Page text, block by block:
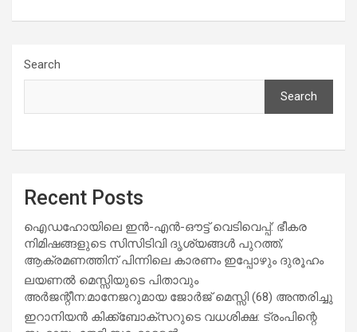
Search
Search
Recent Posts
ഐഡഹോയിലെ ഇൻ-എൻ-ഔട്ട് വെടിവെപ്പ്: ഭീകര
നിമിഷങ്ങളുടെ സിസിടിവി ദൃശ്യങ്ങൾ പുറത്ത്;
ആക്രമണത്തിന് പിന്നിലെ കാരണം ഇപ്പോഴും ദുരൂഹം
ലയണൽ മെസ്സിയുടെ പിതാവും
അർജന്റീന:മാനേജറുമായ ജോർജ് മെസ്സി (68) അന്തരിച്ചു
ഇറാനിയൻ കിക്ക്ബോക്സറുടെ വധശിക്ഷ: ട്രംപിന്റെ